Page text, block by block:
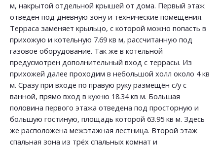
м, накрытой отдельной крышей от дома. Первый этаж
отведен под дневную зону и технические помещения.
Терраса заменяет крыльцо, с которой можно попасть в
прихожую и котельную 7.69 кв м, рассчитанную под
газовое оборудование. Так же в котельной
предусмотрен дополнительный вход с террасы. Из
прихожей далее проходим в небольшой холл около 4 кв
м. Сразу при входе по правую руку размещён с/у с
ванной, прямо вход в кухню 18.34 кв м. Большая
половина первого этажа отведена под просторную и
большую гостиную, площадь которой 63.95 кв м. Здесь
же расположена межэтажная лестница. Второй этаж
спальная зона из трёх спальных комнат и